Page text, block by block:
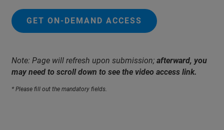
GET ON-DEMAND ACCESS
Note: Page will refresh upon submission; afterward, you
may need to scroll down to see the video access link.
* Please fill out the mandatory fields.